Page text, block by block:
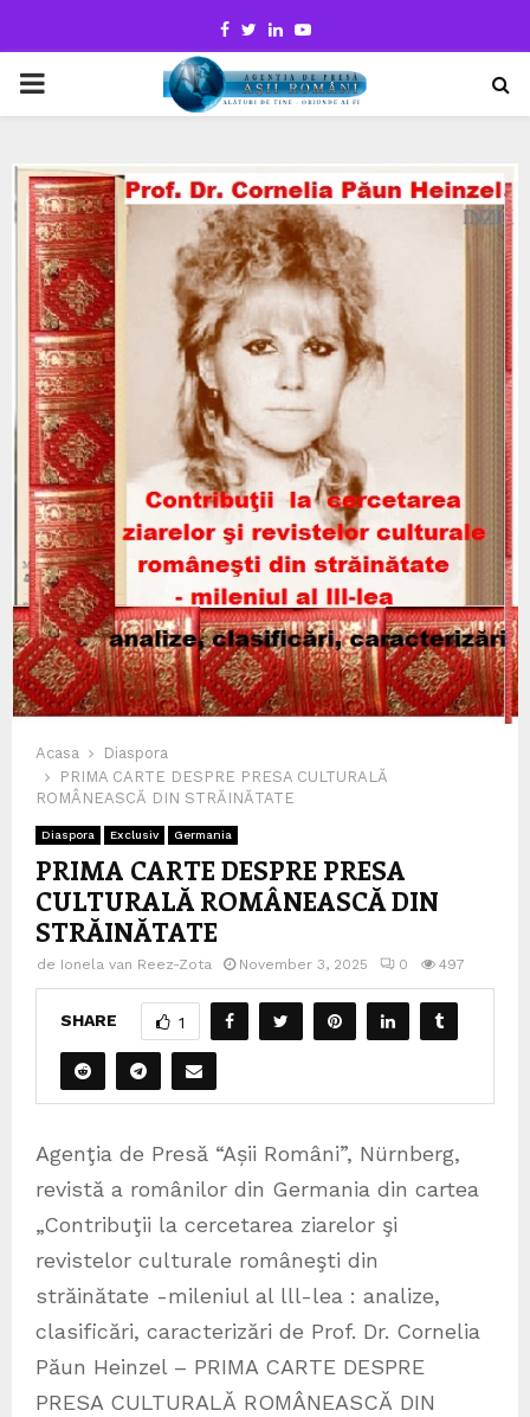
Facebook
TwitterLinkedinYoutube
PRIMARY
Acasa
Diaspora
PRIMA CARTE DESPRE PRESA CULTURALĂ
ROMÂNEASCĂ DIN STRĂINĂTATE
Diaspora Exclusiv Germania
PRIMA CARTE DESPRE PRESA
CULTURALĂ ROMÂNEASCĂ DIN
STRĂINĂTATE
de Ionela van Reez-Zota November 3, 2025 0 497
SHARE 1
Agenţia de Presă “Așii Români”, Nürnberg,
revistă a românilor din Germania din cartea
„Contribuţii la cercetarea ziarelor şi
revistelor culturale româneşti din
străinătate -mileniul al lll-lea : analize,
clasificări, caracterizări de Prof. Dr. Cornelia
Păun Heinzel – PRIMA CARTE DESPRE
PRESA CULTURALĂ ROMÂNEASCĂ DIN